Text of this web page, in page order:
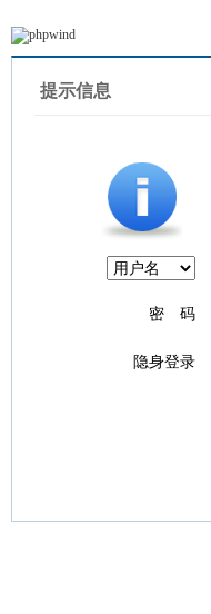
提示信息
密 码
隐身登录